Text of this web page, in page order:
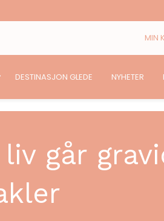
MIN
DESTINASJON GLEDE NYHETER
går